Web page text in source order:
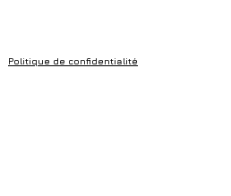
Politique de confidentialité